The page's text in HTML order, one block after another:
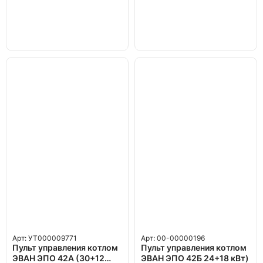
Арт: УТ000009771
Пульт управления котлом
ЭВАН ЭПО 42А (30+12
Арт: 00-00000196
Пульт управления котлом
ЭВАН ЭПО 42Б 24+18 кВт)